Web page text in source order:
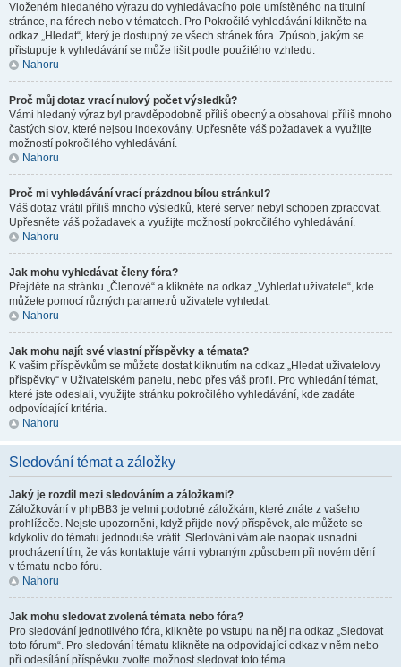
Vloženém hledaného výrazu do vyhledávacího pole umístěného na titulní
stránce, na fórech nebo v tématech. Pro Pokročilé vyhledávání klikněte na
odkaz „Hledat“, který je dostupný ze všech stránek fóra. Způsob, jakým se
přistupuje k vyhledávání se může lišit podle použitého vzhledu.
Nahoru
Proč můj dotaz vrací nulový počet výsledků?
Vámi hledaný výraz byl pravděpodobně příliš obecný a obsahoval příliš mnoho
častých slov, které nejsou indexovány. Upřesněte váš požadavek a využijte
možností pokročilého vyhledávání.
Nahoru
Proč mi vyhledávání vrací prázdnou bílou stránku!?
Váš dotaz vrátil příliš mnoho výsledků, které server nebyl schopen zpracovat.
Upřesněte váš požadavek a využijte možností pokročilého vyhledávání.
Nahoru
Jak mohu vyhledávat členy fóra?
Přejděte na stránku „Členové“ a klikněte na odkaz „Vyhledat uživatele“, kde
můžete pomocí různých parametrů uživatele vyhledat.
Nahoru
Jak mohu najít své vlastní příspěvky a témata?
K vašim příspěvkům se můžete dostat kliknutím na odkaz „Hledat uživatelovy
příspěvky“ v Uživatelském panelu, nebo přes váš profil. Pro vyhledání témat,
které jste odeslali, využijte stránku pokročilého vyhledávání, kde zadáte
odpovídající kritéria.
Nahoru
Sledování témat a záložky
Jaký je rozdíl mezi sledováním a záložkami?
Záložkování v phpBB3 je velmi podobné záložkám, které znáte z vašeho
prohlížeče. Nejste upozorněni, když přijde nový příspěvek, ale můžete se
kdykoliv do tématu jednoduše vrátit. Sledování vám ale naopak usnadní
procházení tím, že vás kontaktuje vámi vybraným způsobem při novém dění
v tématu nebo fóru.
Nahoru
Jak mohu sledovat zvolená témata nebo fóra?
Pro sledování jednotlivého fóra, klikněte po vstupu na něj na odkaz „Sledovat
toto fórum“. Pro sledování tématu klikněte na odpovídající odkaz v něm nebo
při odesílání příspěvku zvolte možnost sledovat toto téma.